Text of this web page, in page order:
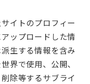
イトのプロフィー
ップロードした情
生する情報を含み
界で使用、公開、
除等するサブライ